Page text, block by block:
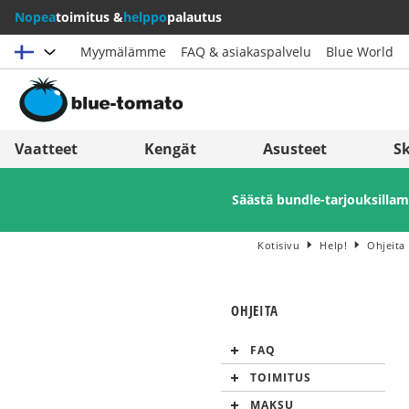
Nopeatoimitus &helppopalautus
Valitse maat
Österreich
Italia (Italiano)
Italien (Deutsch)
España
United Kingdom
Myymälämme FAQ & asiakaspalvelu Blue World
Vaatteet Kengät Asusteet
Säästä bundle-
Kotisivu Help! Ohjeita
OHJEITA
FAQ
TOIMITUS
MAKSU